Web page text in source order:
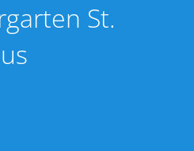
St.